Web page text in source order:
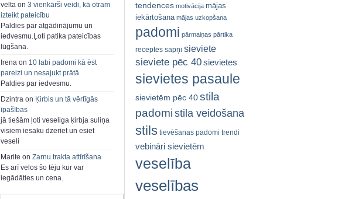
velta on 3 vienkārši veidi, kā otram
izteikt pateicību
Paldies par atgādinājumu un
iedvesmu.Ļoti patika pateicības
lūgšana.
Irena on 10 labi padomi kā ēst
pareizi un nesajukt prātā
Paldies par iedvesmu.
Dzintra on Ķirbis un tā vērtīgās
īpašības
jā tiešām ļoti veseliga ķirbja suliņa
visiem iesaku dzeriet un esiet
veseli
Marite on Zarnu trakta attīrīšana
Es arī velos šo tēju kur var
iegādāties un cena.
tendences motivācija mājas
iekārtošana mājas uzkopšana
padomi pārmaiņas pārtika
receptes sapņi sieviete
sieviete pēc 40sievietes
sievietes pasaule
sievietēm pēc 40stila
padomistila veidošana
stils tievēšanas padomi trendi
vebināri sievietēm
veselība
veselības